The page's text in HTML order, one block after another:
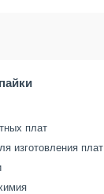
плат
изготовления плат